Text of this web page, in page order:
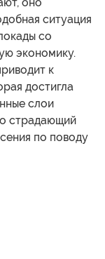
ситуация
со
экономику.
к
достигла
слои
страдающий
по поводу